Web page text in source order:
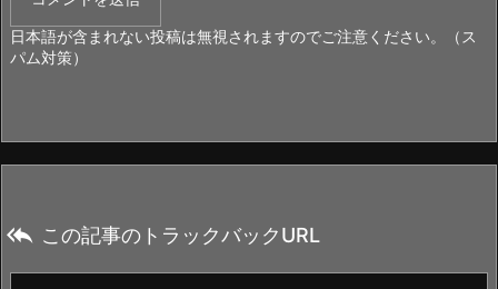
日本語が含まれない投稿は無視されますのでご注意ください。（ス
パム対策）
 この記事のトラックバックURL